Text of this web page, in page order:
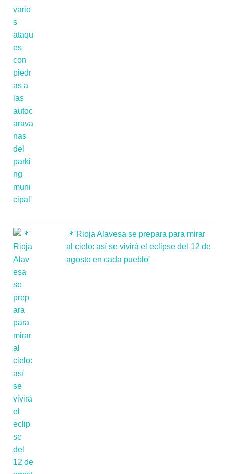
📌'Rioja Alavesa se prepara para mirar
al cielo: así se vivirá el eclipse del 12 de
agosto en cada pueblo'